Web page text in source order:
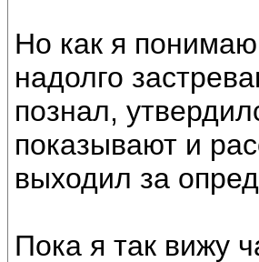
Но как я
надолго
познал,
показывают и
выходил за
Пока я так вижу